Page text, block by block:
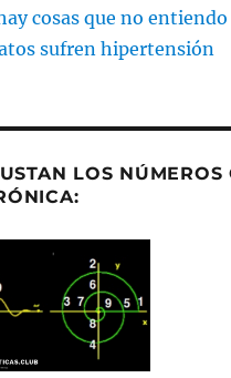
cosas que no
sufren hipertensión
LOS NÚMEROS